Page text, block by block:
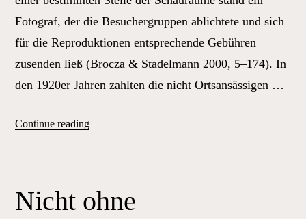
Fotograf, der die Besuchergruppen ablichtete und sich
für die Reproduktionen entsprechende Gebühren
zusenden ließ (Brocza & Stadelmann 2000, 5–174). In
den 1920er Jahren zahlten die nicht Ortsansässigen …
Continue reading„Nicht
Schloss
Nicht ohne